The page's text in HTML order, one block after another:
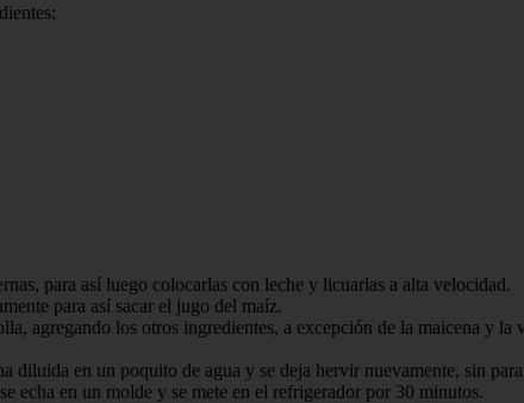
para así luego colocarlas con leche y licuarlas a alta velocidad.
para así sacar el jugo del maíz.
agregando los otros ingredientes, a excepción de la maicena y
diluida en un poquito de agua y se deja hervir nuevamente, sin
echa en un molde y se mete en el refrigerador por 30 minutos.